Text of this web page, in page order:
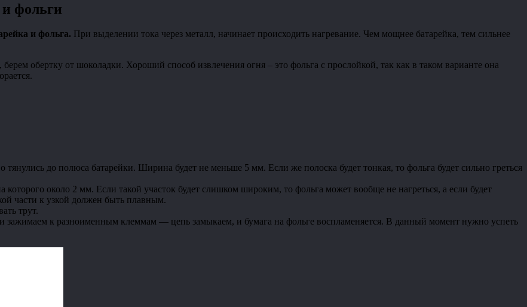
фольги
и фольга. При выделении тока через металл, начинает происходить нагревание. Чем мощнее батарейка, тем сильнее
обертку от шоколадки. Хороший способ извлечения огня – это фольга с прослойкой, так как в таком варианте она
до полюса батарейки. Ширина будет не меньше 5 мм. Если же полоска будет тонкая, то фольга будет сильно греться
около 2 мм. Если такой участок будет слишком широким, то фольга может вообще не нагреться, а если будет
части к узкой должен быть плавным.
трут.
зажимаем к разноименным клеммам — цепь замыкаем, и бумага на фольге воспламеняется. В данный момент нужно успеть